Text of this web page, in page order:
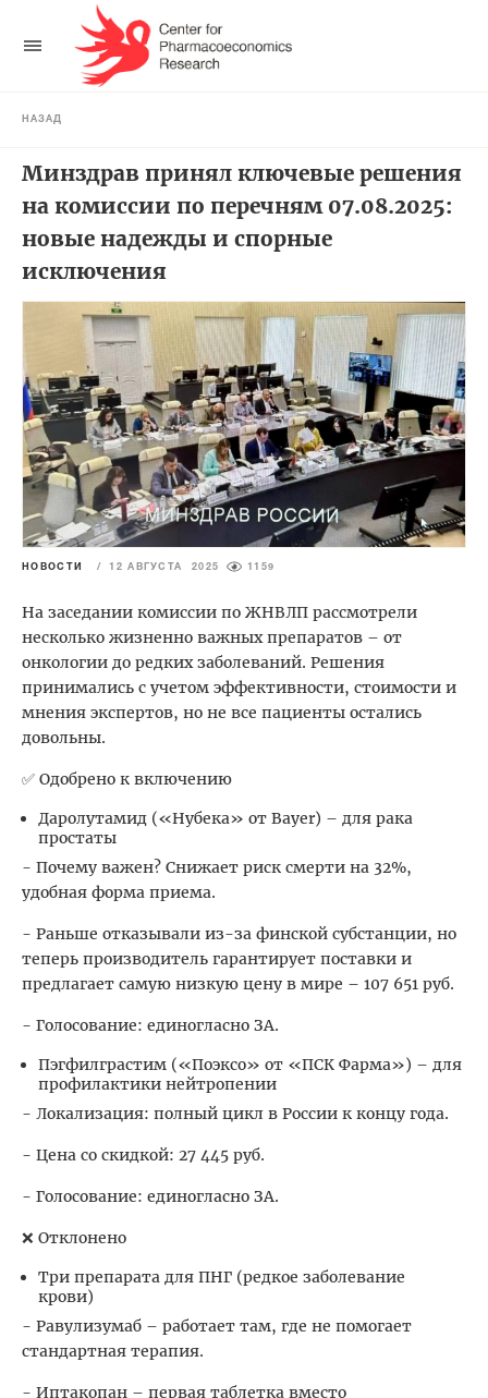
НАЗАД
Минздрав принял ключевые решения
на комиссии по перечням 07.08.2025:
новые надежды и спорные
исключения
НОВОСТИ / 12 АВГУСТА 2025 1159
На заседании комиссии по ЖНВЛП рассмотрели
несколько жизненно важных препаратов – от
онкологии до редких заболеваний. Решения
принимались с учетом эффективности, стоимости и
мнения экспертов, но не все пациенты остались
довольны.
✅ Одобрено к включению
Даролутамид («Нубека» от Bayer) – для рака
простаты
- Почему важен? Снижает риск смерти на 32%,
удобная форма приема.
- Раньше отказывали из-за финской субстанции, но
теперь производитель гарантирует поставки и
предлагает самую низкую цену в мире – 107 651 руб.
- Голосование: единогласно ЗА.
Пэгфилграстим («Поэксо» от «ПСК Фарма») – для
профилактики нейтропении
- Локализация: полный цикл в России к концу года.
- Цена со скидкой: 27 445 руб.
- Голосование: единогласно ЗА.
❌ Отклонено
Три препарата для ПНГ (редкое заболевание
крови)
- Равулизумаб – работает там, где не помогает
стандартная терапия.
- Иптакопан – первая таблетка вместо